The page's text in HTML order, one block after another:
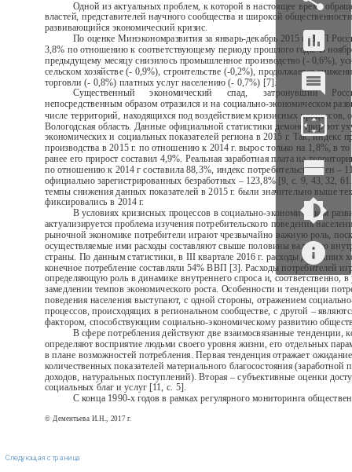
Одной из актуальных проблем, к которой в настоящее время
властей, представителей научного сообщества и широкой
развивающийся экономический кризис.
По оценке Минэкономразвития за январь-декабрь 2015 г. ВВП
3,8% по отношению к соответствующему периоду прошлого года. В
предыдущему месяцу снизилось промышленное производство (- 0,6%),
сельском хозяйстве (- 0,9%), строительстве (-0,2%), продолжается
торговли (- 0,8%) платных услуг населению (- 0,7%) [7].
Существенный экономический спад, затронувший
непосредственным образом отразился и на социально-экономическом
числе территорий, находящихся под воздействием кризисных процессов,
Вологодская область. Данные официальной статистики демонстрируют
экономических и социальных показателей региона в 2015 г. Так, индекс
производства в 2015 г. по отношению к 2014 г. вырос только на 1,8%, в то
ранее его прирост составил 4,9%. Реальная заработная плата на
по отношению к 2014 г составила 88,3%, индекс потребительских цен –
официально зарегистрированных безработных – 123,8% [9, с. 9, 43, 32,
темпы снижения данных показателей в 2015 г. были значительно выше
фиксировались в 2014 г.
В условиях кризисных процессов в социально-экономическом
актуализируется проблема изучения потребительского поведения
рыночной экономике потребители играют чрезвычайно важную роль,
осуществляемые ими расходы составляют свыше половины валового
страны. По данным статистики, в III квартале 2016 г. расходы домашних
конечное потребление составляли 54% ВВП [3]. Расходы потребителей
определяющую роль в динамике внутреннего спроса и, соответственно,
замедлении темпов экономического роста. Особенности и тенденции
поведения населения выступают, с одной стороны, отражением
процессов, происходящих в региональном сообществе, с другой –
фактором, способствующим социально-экономическому развитию
В сфере потребления действуют две взаимосвязанные тенденции,
определяют восприятие людьми своего уровня жизни, его отдельных
в плане возможностей потребления. Первая тенденция отражает
количественных показателей материального благосостояния
доходов, натуральных поступлений). Вторая – субъективные оценки
социальных благ и услуг [11, с. 5].
С конца 1990-х годов в рамках регулярного мониторинга
© Дементьева И.Н., 2017 г.
Следующая страница